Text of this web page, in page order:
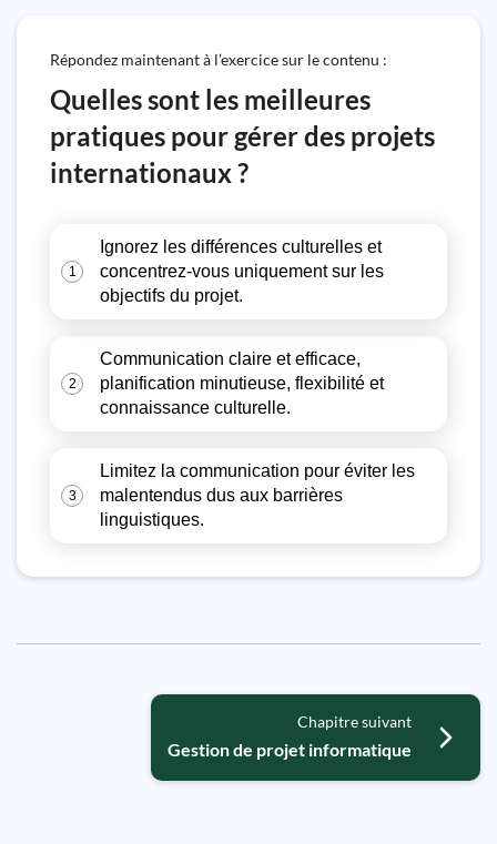
Répondez maintenant à l’exercice sur le contenu :
Quelles sont les meilleures
pratiques pour gérer des projets
internationaux ?
1
Ignorez les différences culturelles et
concentrez-vous uniquement sur les
objectifs du projet.
2
Communication claire et efficace,
planification minutieuse, flexibilité et
connaissance culturelle.
3
Limitez la communication pour éviter les
malentendus dus aux barrières
linguistiques.
Chapitre suivant
Gestion de projet informatique